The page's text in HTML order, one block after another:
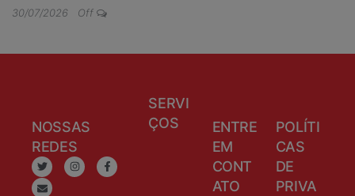
30/07/2026 Off
NOSSAS
REDES
SERVI
ÇOS
ENTRE
EM
CONT
ATO
POLÍTI
CAS
DE
PRIVA